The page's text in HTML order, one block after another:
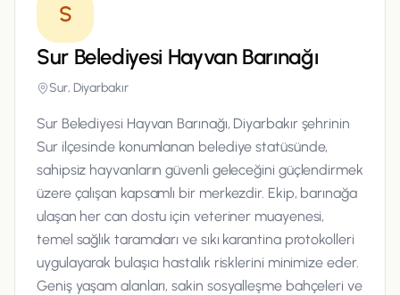
S
Sur Belediyesi Hayvan Barınağı
Sur, Diyarbakır
Sur Belediyesi Hayvan Barınağı, Diyarbakır şehrinin
Sur ilçesinde konumlanan belediye statüsünde,
sahipsiz hayvanların güvenli geleceğini güçlendirmek
üzere çalışan kapsamlı bir merkezdir. Ekip, barınağa
ulaşan her can dostu için veteriner muayenesi,
temel sağlık taramaları ve sıkı karantina protokolleri
uygulayarak bulaşıcı hastalık risklerini minimize eder.
Geniş yaşam alanları, sakin sosyalleşme bahçeleri ve